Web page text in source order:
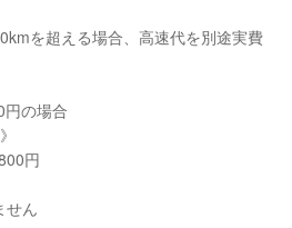
を超える場合、高速代を別途実費
円の場合
円
せん